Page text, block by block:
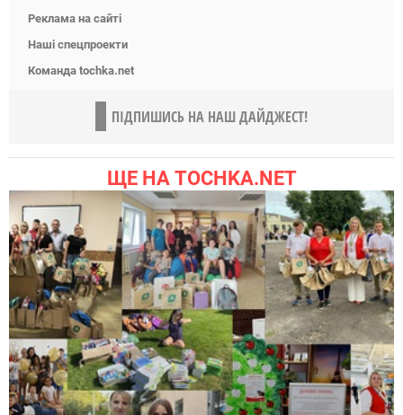
Реклама на сайті
Наші спецпроекти
Команда tochka.net
ПІДПИШИСЬ НА НАШ ДАЙДЖЕСТ!
ЩЕ НА TOCHKA.NET